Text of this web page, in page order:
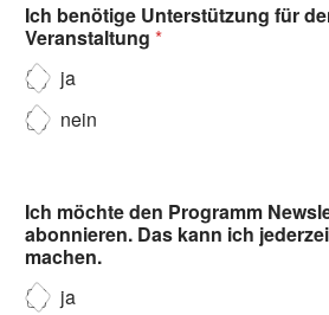
Ich benötige Unterstützung für
Veranstaltung *
ja
nein
Ich möchte den Programm
abonnieren. Das kann ich
machen.
ja